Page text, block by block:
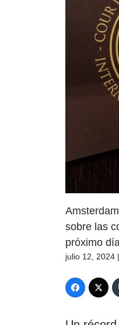
sobre las
próximo
julio 12, 2024